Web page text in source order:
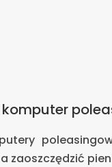
zaoszczędzić